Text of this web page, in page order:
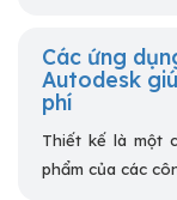
Các ứng
Autodesk
phí
Thiết kế là một
phẩm của các